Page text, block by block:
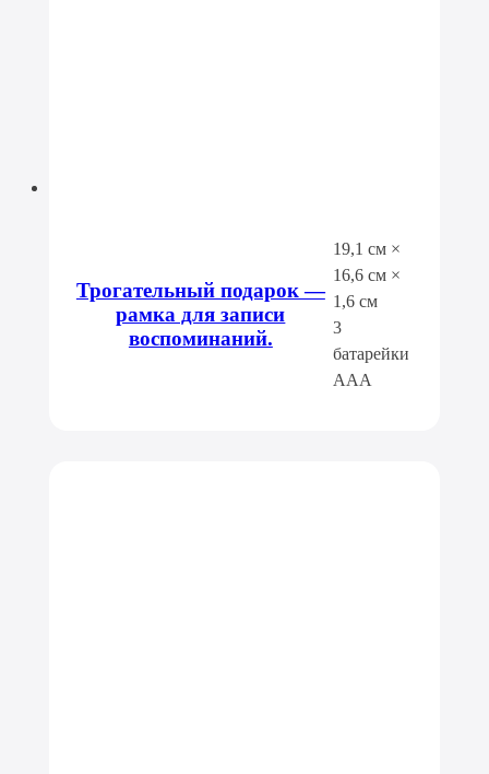
Трогательный подарок —
рамка для записи
воспоминаний.
19,1 см ×
16,6 см ×
1,6 см
3
батарейки
AAA